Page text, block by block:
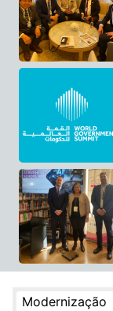
Modernização